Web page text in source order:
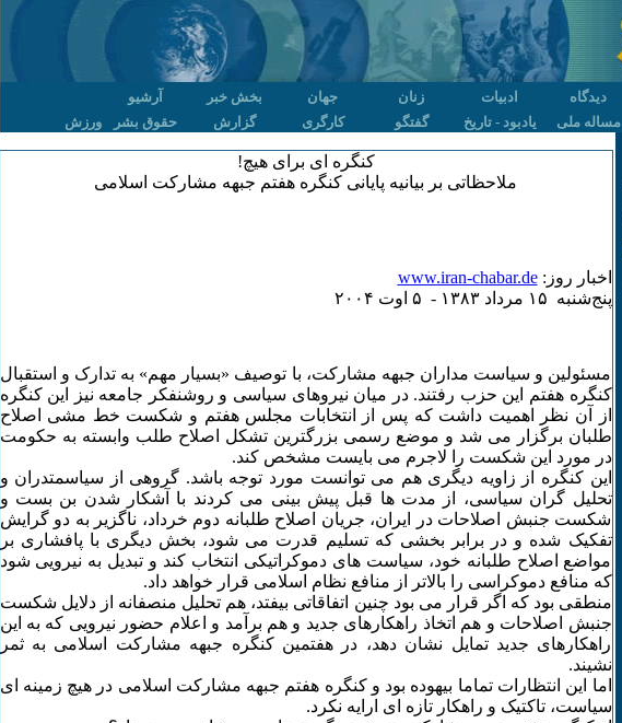
دیدگاه ادبیات زنان جهان بخش خبر
آرشیو
مساله ملی یادبود - تاریخ گفتگو کارگری گزارش حقوق بشر ورزش
کنگره ای برای هیچ!
ملاحظاتی بر بیانیه پایانی کنگره هفتم جبهه مشارکت اسلامی
اخبار روز:www.iran-chabar.de
پنج‌شنبه ۱۵ مرداد ۱٣٨٣ - ۵ اوت ۲۰۰۴
مسئولین و سیاست مداران جبهه مشارکت، با توصیف «بسیار مهم» به تدارک و استقبال
کنگره هفتم این حزب رفتند. در میان نیروهای سیاسی و روشنفکر جامعه نیز این کنگره
از آن نظر اهمیت داشت که پس از انتخابات مجلس هفتم و شکست خط مشی اصلاح
طلبان برگزار می شد و موضع رسمی بزرگترین تشکل اصلاح طلب وابسته به حکومت
در مورد این شکست را لاجرم می بایست مشخص کند.
این کنگره از زاویه دیگری هم می توانست مورد توجه باشد. گروهی از سیاسمتدران و
تحلیل گران سیاسی، از مدت ها قبل پیش بینی می کردند با آشکار شدن بن بست و
شکست جنبش اصلاحات در ایران، جریان اصلاح طلبانه دوم خرداد، ناگزیر به دو گرایش
تفکیک شده و در برابر بخشی که تسلیم قدرت می شود، بخش دیگری با پافشاری بر
مواضع اصلاح طلبانه خود، سیاست های دموکراتیکی انتخاب کند و تبدیل به نیرویی شود
که منافع دموکراسی را بالاتر از منافع نظام اسلامی قرار خواهد داد.
منطقی بود که اگر قرار می بود چنین اتفاقاتی بیفتد، هم تحلیل منصفانه از دلایل شکست
جنبش اصلاحات و هم اتخاذ راهکارهای جدید و هم برآمد و اعلام حضور نیرویی که به این
راهکارهای جدید تمایل نشان دهد، در هفتمین کنگره جبهه مشارکت اسلامی به ثمر
نشیند.
اما این انتظارات تماما بیهوده بود و کنگره هفتم جبهه مشارکت اسلامی در هیچ زمینه ای
سیاست، تاکتیک و راهکار تازه ای ارایه نکرد.